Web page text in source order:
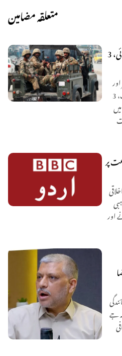
متعلقہ مضامین
ہنگو میں سکیورٹی فورسز کی بڑی کارروائی، 3
دہشت گردوں کے درمیان شدید جھڑپ، 3
پر
اور
جے